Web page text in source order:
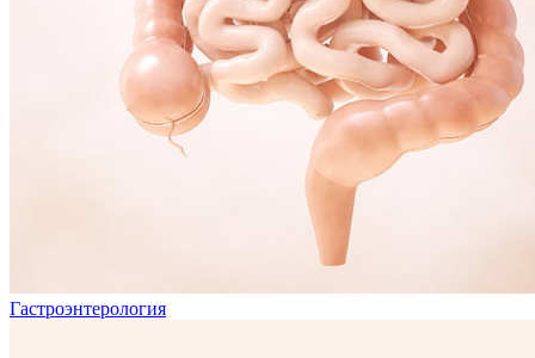
Гастроэнтерология